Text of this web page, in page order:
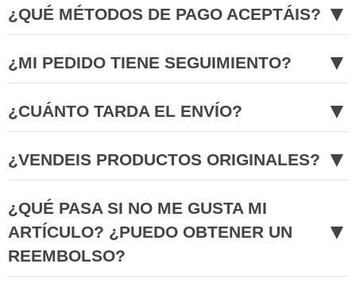
¿QUÉ MÉTODOS DE PAGO ACEPTÁIS? ▼
¿MI PEDIDO TIENE SEGUIMIENTO? ▼
¿CUÁNTO TARDA EL ENVÍO? ▼
¿VENDEIS PRODUCTOS ORIGINALES? ▼
¿QUÉ PASA SI NO ME GUSTA MI
ARTÍCULO? ¿PUEDO OBTENER UN
REEMBOLSO?
▼